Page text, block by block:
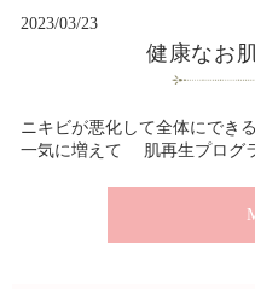
2023/03/23
健康なお
ニキビが悪化して全体にでき
一気に増えて 肌再生プログ